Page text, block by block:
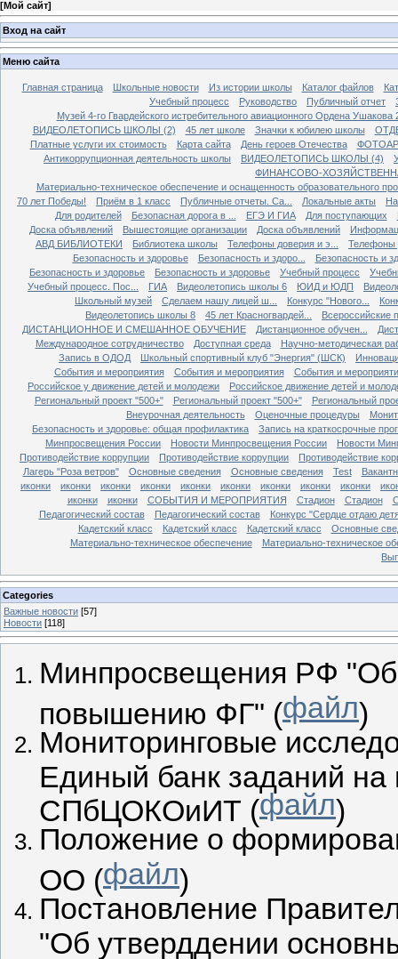
[Мой сайт]
Вход на сайт
Меню сайта
Главная страница Школьные новости Из истории школы Каталог файлов
Учебный процесс
Руководство Публичный отчет
Музей 4-го Гвардейского истребительного авиационного Ордена
ВИДЕОЛЕТОПИСЬ ШКОЛЫ (2)
45 лет школе Значки к юбилею школы
Платные услуги их стоимость
Карта сайта День героев Отечества
Антикоррупционная деятельность школы
ВИДЕОЛЕТОПИСЬ ШКОЛЫ (4)
ФИНАНСОВО-
Материально-техническое обеспечение и оснащенность образовательного
70 лет Победы!
Приём в 1 класс Публичные отчеты. Са... Локальные акты
Для родителей
Безопасная дорога в ... ЕГЭ И ГИА Для поступающих
Доска объявлений
Вышестоящие организации Доска объявлений
АВД БИБЛИОТЕКИ
Библиотека школы Телефоны доверия и э...
Телефоны
Безопасность и здоровье
Безопасность и здоро...
Безопасность и
Безопасность и здоровье
Безопасность и здоровье Учебный процесс
Учебный процесс. Пос...
ГИА Видеолетопись школы 6 ЮИД и ЮДП
Школьный музей
Сделаем нашу лицей ш... Конкурс "Нового...
Видеолетопись школы 8
45 лет Красногвардей...
Всероссийские
ДИСТАНЦИОННОЕ И СМЕШАННОЕ ОБУЧЕНИЕ
Дистанционное обучен...
Международное сотрудничество
Доступная среда
Научно-методическая
Запись в ОДОД
Школьный спортивный клуб "Энергия" (ШСК)
События и мероприятия
События и мероприятия
События и
Российское у движение детей и молодежи
Российское движение детей и
Региональный проект "500+"
Региональный проект "500+"
Региональный
Внеурочная деятельность
Оценочные процедуры
Безопасность и здоровье: общая профилактика
Запись на краткосрочные
Минпросвещения России
Новости Минпросвещения России
Новости
Противодействие коррупции
Противодействие коррупции
Противодействие
Лагерь "Роза ветров"
Основные сведения Основные сведения Test
иконки
иконки иконки иконки иконки иконки иконки иконки иконки
иконки
иконки СОБЫТИЯ И МЕРОПРИЯТИЯ Стадион Стадион
Педагогический состав
Педагогический состав
Конкурс "Сердце отдаю
Кадетский класс
Кадетский класс Кадетский класс
Основные
Материально-техническое обеспечение
Материально-техническое
Categories
Важные новости [57]
Новости [118]
Минпросвещения РФ "Об
повышению ФГ" (файл)
Мониторинговые
Единый банк заданий
СПбЦОКОиИТ (файл)
Положение о
OO (файл)
Постановление
"Об утверддении